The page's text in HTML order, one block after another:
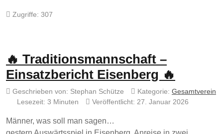
Zugriffe: 307
🔥 Traditionsmannschaft –
Einsatzbericht Eisenberg 🔥
Geschrieben von: Stephan Schütze Kategorie: Gesamtverein
Lesezeit: 3 Minuten
Veröffentlicht: 27. Januar 2026
Männer, was soll man sagen…